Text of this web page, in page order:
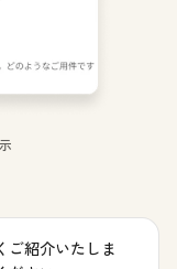
ご紹介いたしま